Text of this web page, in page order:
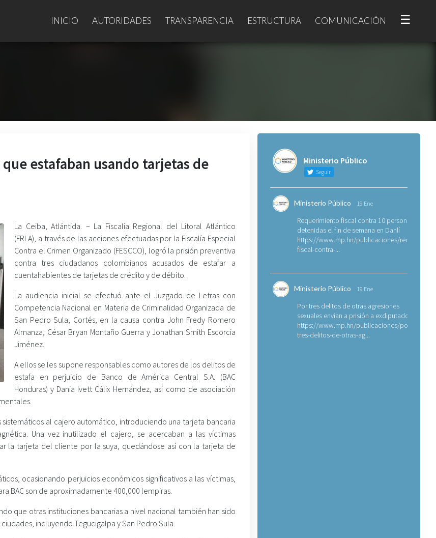
INICIO AUTORIDADES TRANSPARENCIA ESTRUCTURA COMUNICACIÓN ☰
estafaban usando tarjetas de
La Ceiba, Atlántida. – La Fiscalía Regional del Litoral Atlántico
(FRLA), a través de las acciones efectuadas por la Fiscalía Especial
Contra el Crimen Organizado (FESCCO), logró la prisión preventiva
contra tres ciudadanos colombianos acusados de estafar a
cuentahabientes de tarjetas de crédito y de débito.
La audiencia inicial se efectuó ante el Juzgado de Letras con
Competencia Nacional en Materia de Criminalidad Organizada de
San Pedro Sula, Cortés, en la causa contra John Fredy Romero
Almanza, César Bryan Montaño Guerra y Jonathan Smith Escorcia
Jiménez.
A ellos se les supone responsables como autores de los delitos de
estafa en perjuicio de Banco de América Central S.A. (BAC
Honduras) y Dania Ivett Cálix Hernández, así como de asociación
al cajero automático, introduciendo una tarjeta bancaria
Una vez inutilizado el cajero, se acercaban a las víctimas
la tarjeta del cliente por la suya, quedándose así con la tarjeta de
ocasionando perjuicios económicos significativos a las víctimas,
BAC son de aproximadamente 400,000 lempiras.
que otras instituciones bancarias a nivel nacional también han sido
incluyendo Tegucigalpa y San Pedro Sula.
Ministerio Público
Seguir
Ministerio Público 19 Ene
Requerimiento fiscal contra 10 personas
detenidas el fin de semana en Danlí
https://www.mp.hn/publicaciones/
fiscal-contra-...
Ministerio Público 19 Ene
Por tres delitos de otras agresiones
sexuales envían a prisión a exdiputado
https://www.mp.hn/publicaciones/por-
tres-delitos-de-otras-ag...